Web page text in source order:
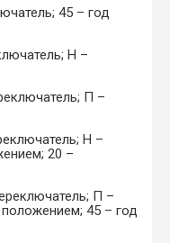
45 – год
Н –
П –
Н –
20 –
П –
45 – год